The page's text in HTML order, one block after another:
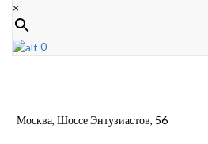
×
0
Москва, Шоссе Энтузиастов, 56